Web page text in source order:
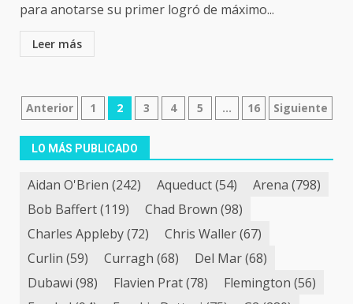
para anotarse su primer logró de máximo...
Leer más
Navegación
de
entradas
Anterior 1 2 3 4 5 … 16 Siguiente
LO MÁS PUBLICADO
Aidan O'Brien (242) Aqueduct(54) Arena (798)
Bob Baffert(119) Chad Brown (98)
Charles Appleby(72) Chris Waller(67)
Curlin (59) Curragh (68) Del Mar(68)
Dubawi (98) Flavien Prat(78) Flemington (56)